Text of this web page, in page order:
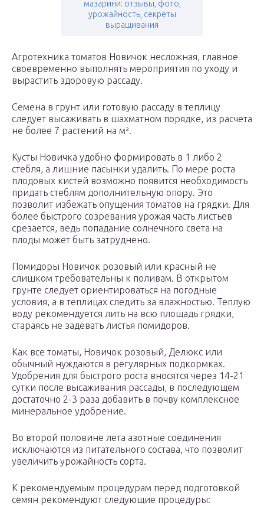
мазарини: отзывы, фото,
урожайность, секреты
выращивания
Агротехника томатов Новичок несложная, главное
своевременно выполнять мероприятия по уходу и
вырастить здоровую рассаду.
Семена в грунт или готовую рассаду в теплицу
следует высаживать в шахматном порядке, из расчета
не более 7 растений на м².
Кусты Новичка удобно формировать в 1 либо 2
стебля, а лишние пасынки удалить. По мере роста
плодовых кистей возможно появится необходимость
придать стеблям дополнительную опору. Это
позволит избежать опущения томатов на грядки. Для
более быстрого созревания урожая часть листьев
срезается, ведь попадание солнечного света на
плоды может быть затруднено.
Помидоры Новичок розовый или красный не
слишком требовательны к поливам. В открытом
грунте следует ориентироваться на погодные
условия, а в теплицах следить за влажностью. Теплую
воду рекомендуется лить на всю площадь грядки,
стараясь не задевать листья помидоров.
Как все томаты, Новичок розовый, Делюкс или
обычный нуждаются в регулярных подкормках.
Удобрения для быстрого роста вносятся через 14-21
сутки после высаживания рассады, в последующем
достаточно 2-3 раза добавить в почву комплексное
минеральное удобрение.
Во второй половине лета азотные соединения
исключаются из питательного состава, что позволит
увеличить урожайность сорта.
К рекомендуемым процедурам перед подготовкой
семян рекомендуют следующие процедуры: